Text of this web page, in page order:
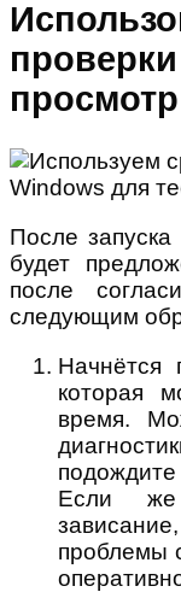
После
будет
после
следующим
Начнётся
которая
время.
Если же
проблемы